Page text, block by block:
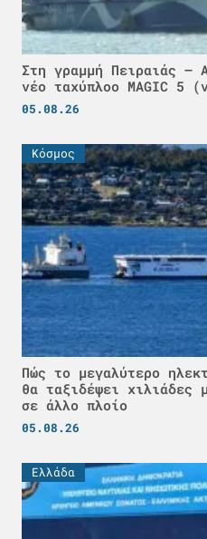
Στη γραμμή Πειραιάς –
νέο ταχύπλοο MAGIC 5
05.08.26
Κόσμος
Πώς το μεγαλύτερο
θα ταξιδέψει χιλιάδες
σε άλλο πλοίο
05.08.26
Ελλάδα